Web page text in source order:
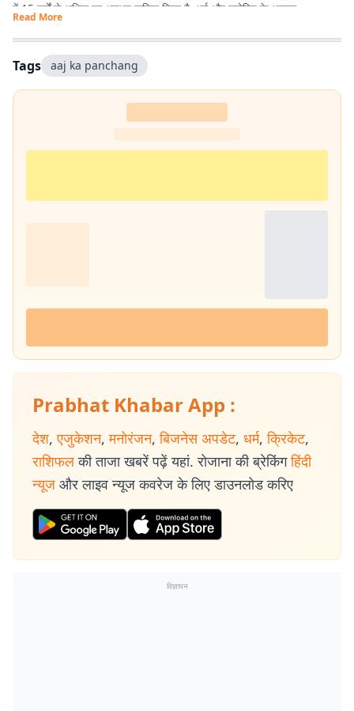
में 15 वर्षों से अधिक का अनुभव हासिल किया है. धर्म और ज्योतिष के अलावा
एंटरटेनमेंट, लाइफस्टाइल और शिक्षा जैसे विषयों पर भी लगातार लेखन करता रहा हूं.
मेरी कोशिश रहती है कि जटिल विषयों को आसान, रोचक और भरोसेमंद तरीके से पाठकों
तक पहुंचाया जाए.
Read More
Tags aaj ka panchang
Prabhat Khabar App :
देश, एजुकेशन, मनोरंजन, बिजनेस अपडेट, धर्म, क्रिकेट,
राशिफल की ताजा खबरें पढ़ें यहां. रोजाना की ब्रेकिंग हिंदी
न्यूज और लाइव न्यूज कवरेज के लिए डाउनलोड करिए
विज्ञापन